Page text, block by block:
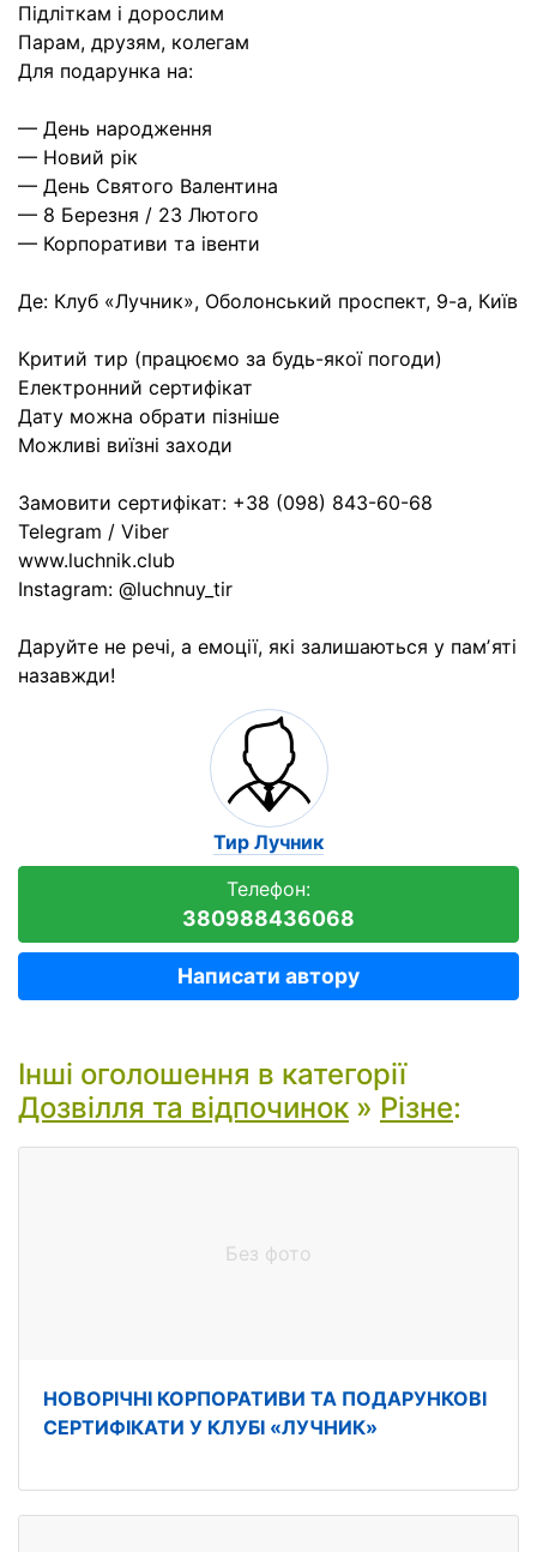
Підліткам і дорослим
Парам, друзям, колегам
Для подарунка на:
— День народження
— Новий рік
— День Святого Валентина
— 8 Березня / 23 Лютого
— Корпоративи та івенти
Де: Клуб «Лучник», Оболонський проспект, 9-а, Київ
Критий тир (працюємо за будь-якої погоди)
Електронний сертифікат
Дату можна обрати пізніше
Можливі виїзні заходи
Замовити сертифікат: +38 (098) 843-60-68
Telegram / Viber
www.luchnik.club
Instagram: @luchnuy_tir
Даруйте не речі, а емоції, які залишаються у памʼяті
назавжди!
Тир Лучник
Телефон:
380988436068
Написати автору
Інші оголошення в категорії
Дозвілля та відпочинок » Різне:
Без фото
НОВОРІЧНІ КОРПОРАТИВИ ТА ПОДАРУНКОВІ
СЕРТИФІКАТИ У КЛУБІ «ЛУЧНИК»